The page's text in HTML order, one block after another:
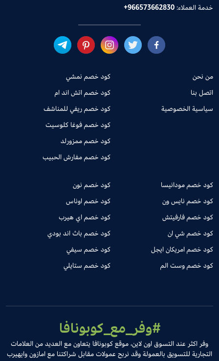
خدمة العملاء:+966573662830
من نحن
اتصل بنا
سياسية الخصوصية
كود خصم نمشي
كود خصم اتش اند ام
كود خصم ريفي للمناشف
كود خصم فوغا كلوسيت
كود خصم ممزورلد
كود خصم مفارش الحبيب
كود خصم مودانيسا
كود خصم نايس ون
كود خصم فارفيتش
كود خصم شي ان
كود خصم امريكان ايجل
كود خصم وست الم
كود خصم نون
كود خصم اوناس
كود خصم اي هيرب
كود خصم باث اند بودي
كود خصم سيفي
كود خصم ستايلي
#وفر_مع_كوبونافا
وفر اكثر عند التسوق اون لاين، موقع كوبونافا يتعاون مع العديد من العلامات
التجارية للتسويق بالعمولة وقد نربح عمولات مقابل شراكتنا مع امازون وايهيرب